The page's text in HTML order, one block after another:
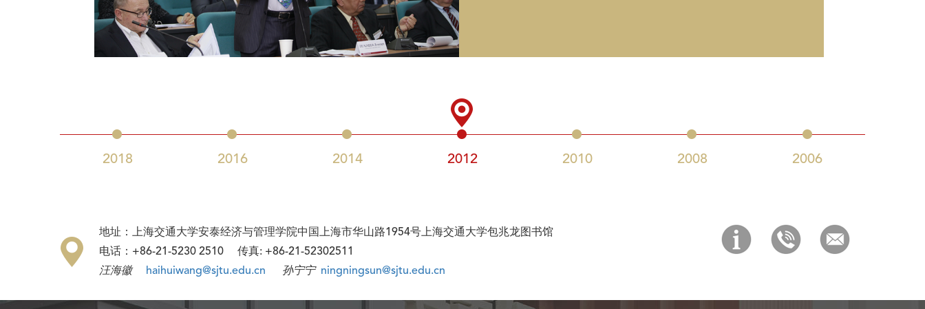
2018 2016 2014 2012 2010 2008 2006
地址：上海交通大学安泰经济与管理学院中国上海市华山路1954号上海交通大学包兆龙图书馆
电话：+86-21-5230 2510 传真: +86-21-52302511
汪海徽
haihuiwang@sjtu.edu.cn 孙宁宁 ningningsun@sjtu.edu.cn